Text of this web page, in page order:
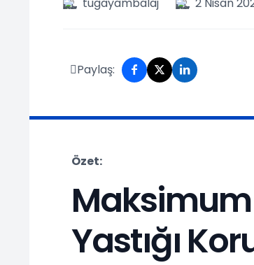
Paylaş:
Özet:
Maksimum
Yastığı